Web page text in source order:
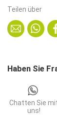
Stahlgestell
|
Eiche
Teilen über
Haben Sie
Chatten Sie
uns!